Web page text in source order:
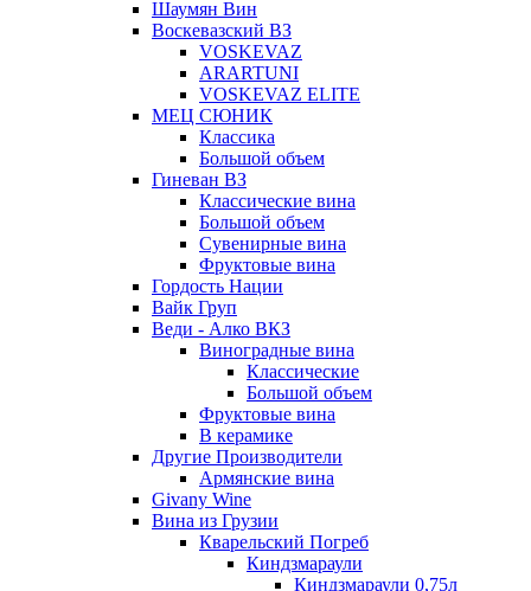
Шаумян Вин
Воскевазский ВЗ
VOSKEVAZ
ARARTUNI
VOSKEVAZ ELITE
МЕЦ СЮНИК
Классика
Большой объем
Гиневан ВЗ
Классические вина
Большой объем
Сувенирные вина
Фруктовые вина
Гордость Нации
Вайк Груп
Веди - Алко ВКЗ
Виноградные вина
Классические
Большой объем
Фруктовые вина
В керамике
Другие Производители
Армянские вина
Givany Wine
Вина из Грузии
Кварельский Погреб
Киндзмараули
Киндзмараули 0,75л